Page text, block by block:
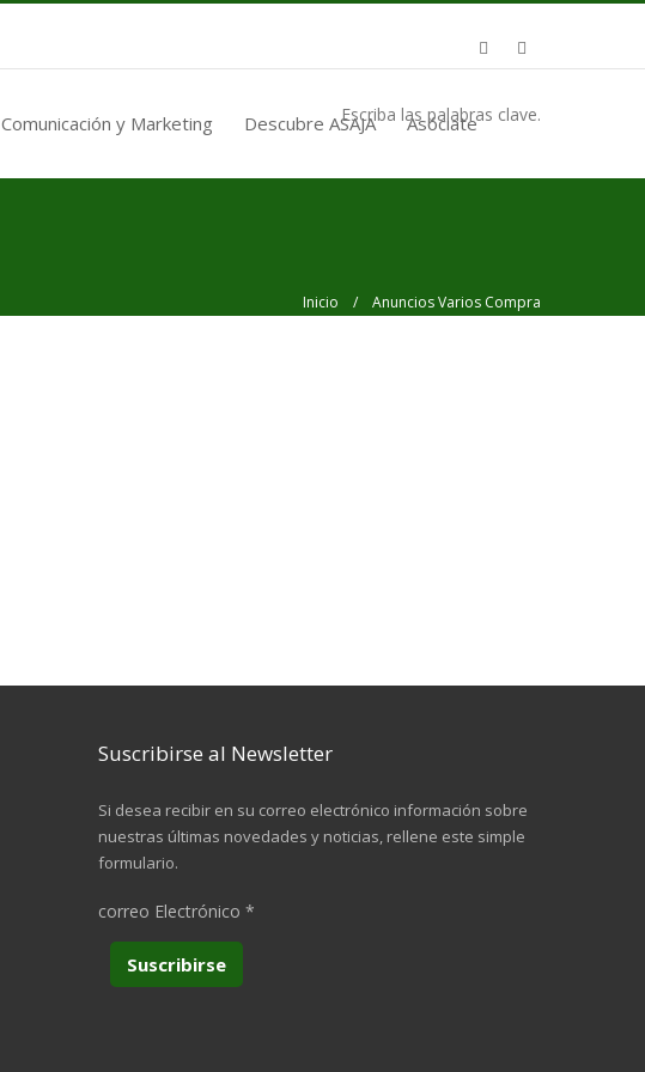
Comunicación y Marketing Descubre ASAJA Asóciate
Escriba las palabras clave.
Inicio / Anuncios Varios Compra
Suscribirse al Newsletter
Si desea recibir en su correo electrónico información sobre
nuestras últimas novedades y noticias, rellene este simple
formulario.
correo Electrónico *